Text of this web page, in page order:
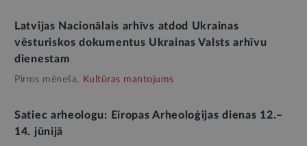
Latvijas Nacionālais arhīvs atdod Ukrainas
vēsturiskos dokumentus Ukrainas Valsts arhīvu
dienestam
Pirms mēneša, Kultūras mantojums
Satiec arheologu: Eiropas Arheoloģijas dienas 12.–
14. jūnijā